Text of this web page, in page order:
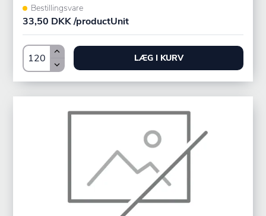
Bestillingsvare
33,50 DKK /productUnit
LÆG I KURV